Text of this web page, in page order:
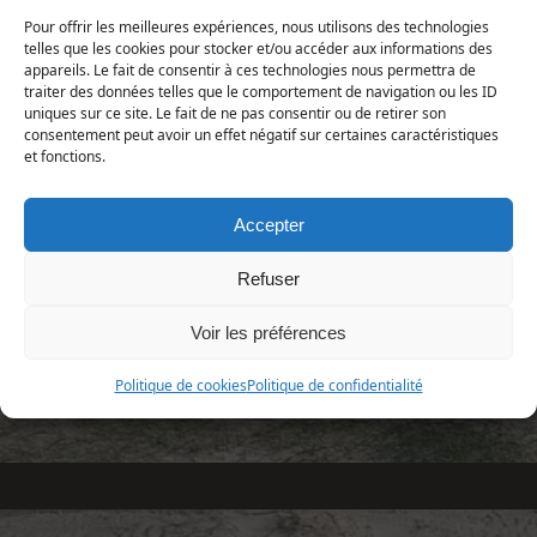
Pour offrir les meilleures expériences, nous utilisons des technologies
telles que les cookies pour stocker et/ou accéder aux informations des
appareils. Le fait de consentir à ces technologies nous permettra de
traiter des données telles que le comportement de navigation ou les ID
uniques sur ce site. Le fait de ne pas consentir ou de retirer son
consentement peut avoir un effet négatif sur certaines caractéristiques
et fonctions.
Accepter
Refuser
Voir les préférences
Politique de cookiesPolitique de confidentialité
Insecta | Lepidoptera | Geometridae
Répartition et statut
Europe : Europe moyenne et méridionale.
France : surtout le Sud et l'Ouest, ailleurs plus
Manche : espèce assez commune.
Eupithecia centaureata Idaea ochrata